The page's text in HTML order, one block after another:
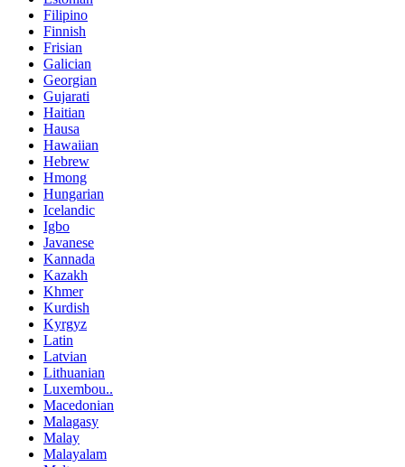
Filipino
Finnish
Frisian
Galician
Georgian
Gujarati
Haitian
Hausa
Hawaiian
Hebrew
Hmong
Hungarian
Icelandic
Igbo
Javanese
Kannada
Kazakh
Khmer
Kurdish
Kyrgyz
Latin
Latvian
Lithuanian
Luxembou..
Macedonian
Malagasy
Malay
Malayalam